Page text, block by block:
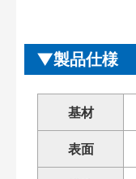
製品仕様
基材
表面